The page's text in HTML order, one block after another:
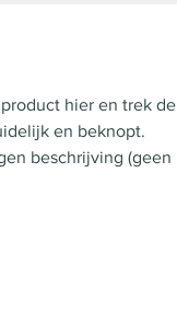
hier en trek de
en beknopt.
beschrijving (geen